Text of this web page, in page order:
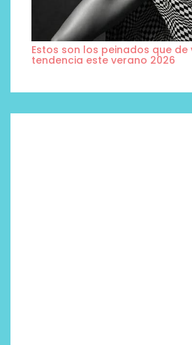
Estos son los peinados que
tendencia este verano 2026